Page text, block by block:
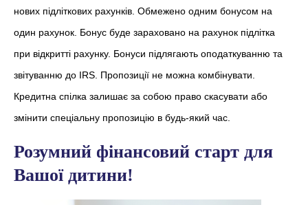
нових підліткових рахунків. Обмежено одним бонусом на
один рахунок. Бонус буде зараховано на рахунок підлітка
при відкритті рахунку. Бонуси підлягають оподаткуванню та
звітуванню до IRS. Пропозиції не можна комбінувати.
Кредитна спілка залишає за собою право скасувати або
змінити спеціальну пропозицію в будь-який час.
Розумний фінансовий старт для
Вашої дитини!